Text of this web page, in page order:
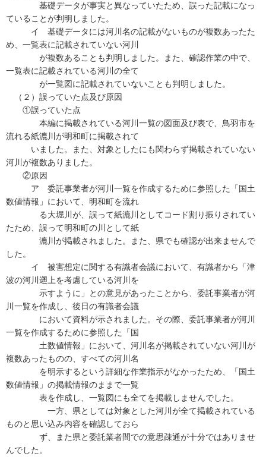
基礎データが事実と異なっていたため、誤った記載になっ
ていることが判明しました。
イ 基礎データには河川名の記載がないものが複数あったた
め、一覧表に記載されていない河川
が複数あることも判明しました。また、確認作業の中で、
一覧表に記載されている河川の全て
が一覧図に記載されていないことも判明しました。
（２）誤っていた点及び原因
①誤っていた点
本編に掲載されている河川一覧の図面及び表で、鳥羽市を
流れる紙漉川が明和町に掲載されて
いました。また、対象としたにも関わらず掲載されていない
河川が複数ありました。
②原因
ア 委託事業者が河川一覧を作成するために参照した「国土
数値情報」において、明和町を流れ
る大堀川が、誤って紙漉川としてコード割り振りされてい
たため、誤って明和町の川として紙
漉川が掲載されました。また、県でも確認が出来ませんで
した。
イ 被害想定に関する有識者会議において、有識者から「津
波の河川遡上を考慮している河川を
示すように」との意見があったことから、委託事業者が河
川一覧を作成し、後日の有識者会議
において資料が示されました。その際、委託事業者が河川
一覧を作成するために参照した「国
土数値情報」において、河川名が掲載されていない河川が
複数あったものの、すべての河川名
を明示するという詳細な作業指示がなかったため、「国土
数値情報」の掲載情報のままで一覧
表を作成し、一覧図にも全てを掲載しませんでした。
一方、県としては対象とした河川が全て掲載されている
ものと思い込み内容を確認しておら
ず、また県と委託業者間での意思疎通が十分ではありませ
んでした。